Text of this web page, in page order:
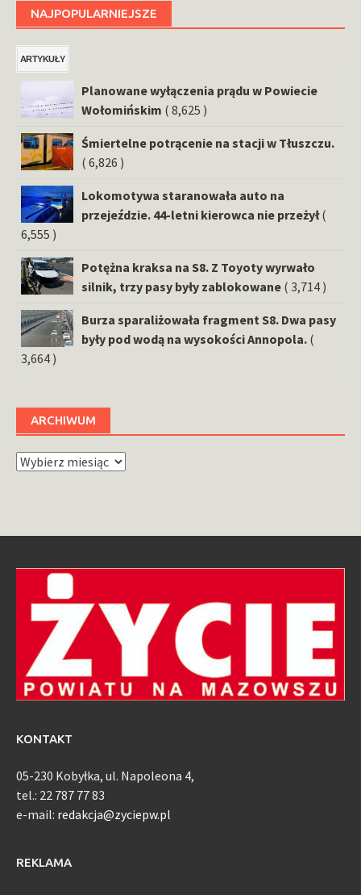
NAJPOPULARNIEJSZE
ARTYKUŁY
Planowane wyłączenia prądu w Powiecie
Wołomińskim ( 8,625 )
Śmiertelne potrącenie na stacji w Tłuszczu.
( 6,826 )
Lokomotywa staranowała auto na
przejeździe. 44-letni kierowca nie przeżył (
6,555 )
Potężna kraksa na S8. Z Toyoty wyrwało
silnik, trzy pasy były zablokowane ( 3,714 )
Burza sparaliżowała fragment S8. Dwa pasy
były pod wodą na wysokości Annopola. (
3,664 )
ARCHIWUM
Archiwum
KONTAKT
05-230 Kobyłka, ul. Napoleona 4,
tel.: 22 787 77 83
e-mail: redakcja@zyciepw.pl
REKLAMA